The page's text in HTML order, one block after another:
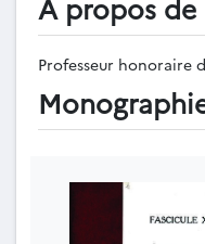
À propos
Professeur honoraire